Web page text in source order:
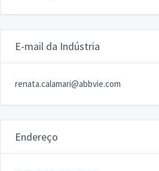
E-mail da Indústria
renata.calamari@abbvie.com
Endereço